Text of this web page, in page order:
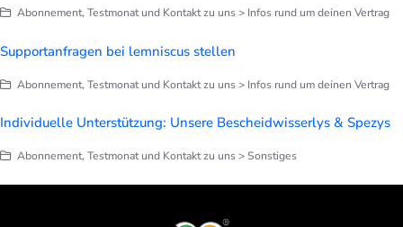
Abonnement, Testmonat und Kontakt zu uns > Infos rund um deinen Vertrag
Supportanfragen bei lemniscus stellen
Abonnement, Testmonat und Kontakt zu uns > Infos rund um deinen Vertrag
Individuelle Unterstützung: Unsere Bescheidwisserlys & Spezys
Abonnement, Testmonat und Kontakt zu uns > Sonstiges